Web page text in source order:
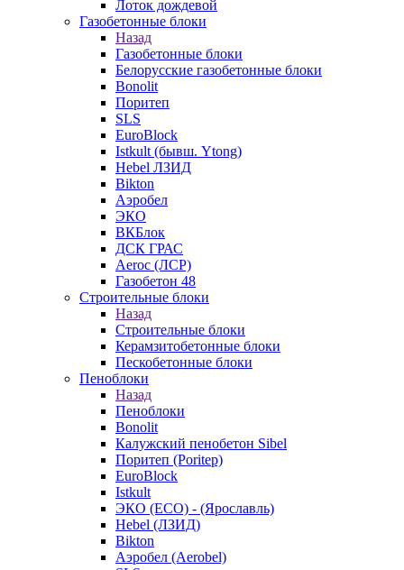
Лоток дождевой
Газобетонные блоки
Назад
Газобетонные блоки
Белорусские газобетонные блоки
Bonolit
Поритеп
SLS
EuroBlock
Istkult (бывш. Ytong)
Hebel ЛЗИД
Bikton
Аэробел
ЭКО
ВКБлок
ДСК ГРАС
Aeroc (ЛСР)
Газобетон 48
Строительные блоки
Назад
Строительные блоки
Керамзитобетонные блоки
Пескобетонные блоки
Пеноблоки
Назад
Пеноблоки
Bonolit
Калужский пенобетон Sibel
Поритеп (Poritep)
EuroBlock
Istkult
ЭКО (ECO) - (Ярославль)
Hebel (ЛЗИД)
Bikton
Аэробел (Aerobel)